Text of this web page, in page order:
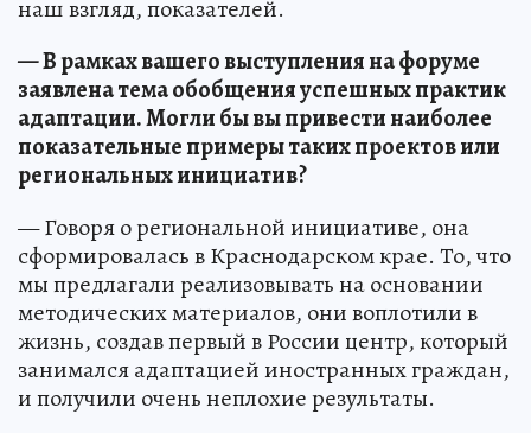
наш взгляд, показателей.
— В рамках вашего выступления на форуме
заявлена тема обобщения успешных практик
адаптации. Могли бы вы привести наиболее
показательные примеры таких проектов или
региональных инициатив?
— Говоря о региональной инициативе, она
сформировалась в Краснодарском крае. То, что
мы предлагали реализовывать на основании
методических материалов, они воплотили в
жизнь, создав первый в России центр, который
занимался адаптацией иностранных граждан,
и получили очень неплохие результаты.